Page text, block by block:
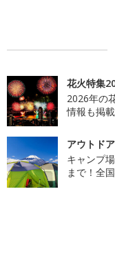
花火特集
2026年の
情報も掲載
アウトド
キャンプ
まで！全